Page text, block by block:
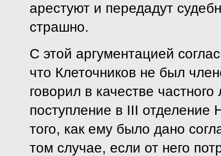
арестуют и передадут
страшно.
С этой аргументацией
что Клеточников не был
говорил в качестве
поступление в III отделение
того, как ему было дано
том случае, если от него